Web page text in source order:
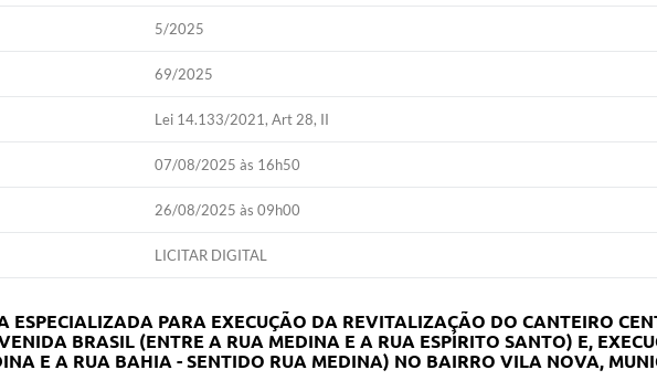
5/2025
69/2025
Lei 14.133/2021, Art 28, II
07/08/2025 às 16h50
26/08/2025 às 09h00
LICITAR DIGITAL
ESPECIALIZADA PARA EXECUÇÃO DA REVITALIZAÇÃO DO CANTEIRO
BRASIL (ENTRE A RUA MEDINA E A RUA ESPÍRITO SANTO) E,
E A RUA BAHIA - SENTIDO RUA MEDINA) NO BAIRRO VILA NOVA,